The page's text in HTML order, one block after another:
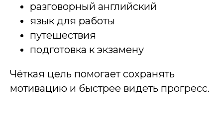
разговорный английский
язык для работы
путешествия
подготовка к экзамену
Чёткая цель помогает сохранять
мотивацию и быстрее видеть прогресс.